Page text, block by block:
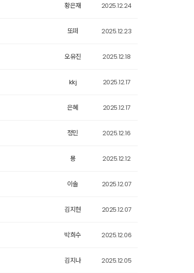
황은재 2025.12.24
또떠 2025.12.23
오유진 2025.12.18
kkj 2025.12.17
은혜 2025.12.17
정민 2025.12.16
묭 2025.12.12
이솔 2025.12.07
김지현 2025.12.07
박희수 2025.12.06
김지나 2025.12.05